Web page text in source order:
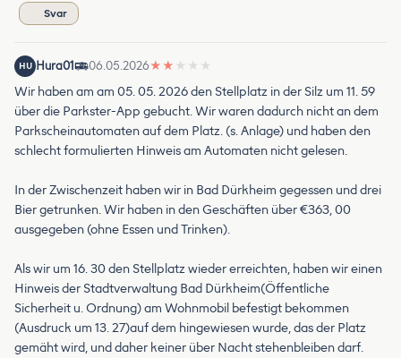
Svar
HU Hura01 06.05.2026★ ★ ★ ★ ★
Wir haben am am 05. 05. 2026 den Stellplatz in der Silz um 11. 59
über die Parkster-App gebucht. Wir waren dadurch nicht an dem
Parkscheinautomaten auf dem Platz. (s. Anlage) und haben den
schlecht formulierten Hinweis am Automaten nicht gelesen.
In der Zwischenzeit haben wir in Bad Dürkheim gegessen und drei
Bier getrunken. Wir haben in den Geschäften über €363, 00
ausgegeben (ohne Essen und Trinken).
Als wir um 16. 30 den Stellplatz wieder erreichten, haben wir einen
Hinweis der Stadtverwaltung Bad Dürkheim(Öffentliche
Sicherheit u. Ordnung) am Wohnmobil befestigt bekommen
(Ausdruck um 13. 27)auf dem hingewiesen wurde, das der Platz
gemäht wird, und daher keiner über Nacht stehenbleiben darf.